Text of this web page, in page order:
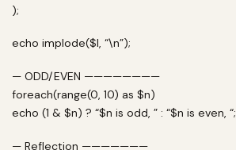
);
echo implode($l, “\n”);
— ODD/EVEN ————————
foreach(range(0, 10) as $n)
echo (1 & $n) ? “$n is odd, ” : “$n is even, “;
— Reflection ———————